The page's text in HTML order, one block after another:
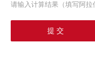
请输入计算结果（填写阿